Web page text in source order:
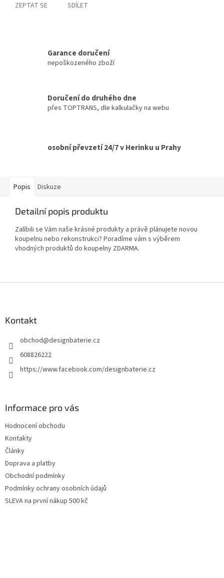
ZEPTAT SE SDÍLET
Garance doručení
nepoškozeného zboží
Doručení do druhého dne
přes TOPTRANS, dle kalkulačky na webu
osobní převzetí 24/7 v Herinku u Prahy
Popis Diskuze
Detailní popis produktu
Zalíbili se Vám naše krásné produkty a právě plánujete novou
koupelnu nebo rekonstrukci? Poradíme vám s výběrem
vhodných produktů do koupelny ZDARMA.
Kontakt
obchod@designbaterie.cz
608826222
https://www.facebook.com/designbaterie.cz
Informace pro vás
Hodnocení obchodu
Kontakty
Články
Doprava a platby
Obchodní podmínky
Podmínky ochrany osobních údajů
SLEVA na první nákup 500 kč